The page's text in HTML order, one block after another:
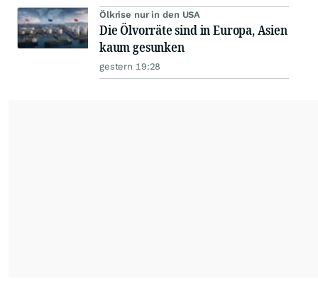
Ölkrise nur in den USA
Die Ölvorräte sind in Europa, Asien
kaum gesunken
gestern 19:28